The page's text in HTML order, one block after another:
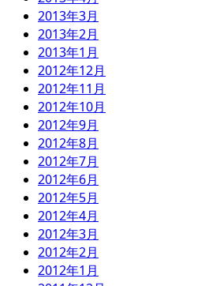
2013年3月
2013年2月
2013年1月
2012年12月
2012年11月
2012年10月
2012年9月
2012年8月
2012年7月
2012年6月
2012年5月
2012年4月
2012年3月
2012年2月
2012年1月